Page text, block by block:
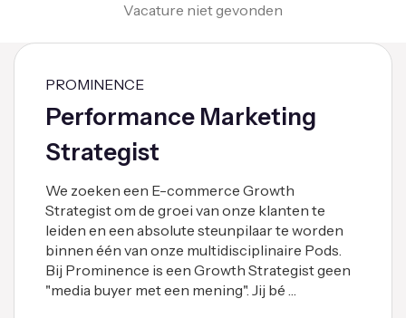
Vacature niet gevonden
PROMINENCE
Performance Marketing
Strategist
We zoeken een E-commerce Growth
Strategist om de groei van onze klanten te
leiden en een absolute steunpilaar te worden
binnen één van onze multidisciplinaire Pods.
Bij Prominence is een Growth Strategist geen
"media buyer met een mening". Jij bé …